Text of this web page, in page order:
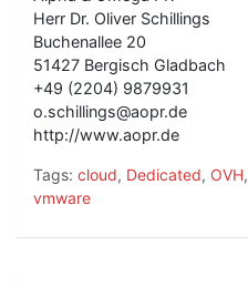
Herr Dr. Oliver Schillings
Buchenallee 20
51427 Bergisch Gladbach
+49 (2204) 9879931
o.schillings@aopr.de
http://www.aopr.de
Tags: cloud, Dedicated, OVH,
vmware